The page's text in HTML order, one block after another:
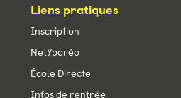
Liens pratiques
Inscription
NetYparéo
École Directe
Infos de rentrée